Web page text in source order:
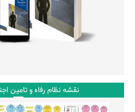
نقشه نظام رفاه و تامین